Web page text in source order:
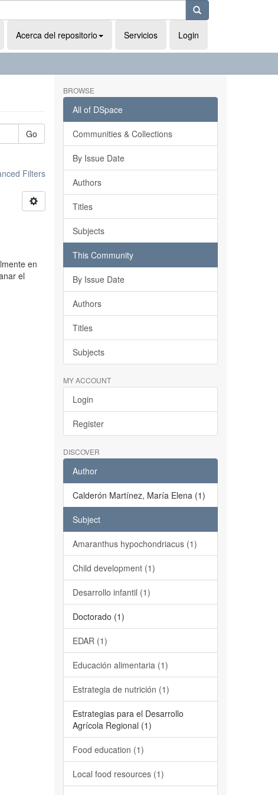
Acerca del repositorio Servicios Login
Go
Filters
en
el
BROWSE
All of DSpace
Communities & Collections
By Issue Date
Authors
Titles
Subjects
This Community
By Issue Date
Authors
Titles
Subjects
MY ACCOUNT
Login
Register
DISCOVER
Author
Calderón Martínez, María Elena (1)
Subject
Amaranthus hypochondriacus (1)
Child development (1)
Desarrollo infantil (1)
Doctorado (1)
EDAR (1)
Educación alimentaria (1)
Estrategia de nutrición (1)
Estrategias para el Desarrollo
Agrícola Regional (1)
Food education (1)
Local food resources (1)